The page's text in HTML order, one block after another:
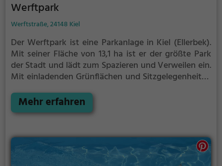
Werftpark
Werftstraße, 24148 Kiel
Der Werftpark ist eine Parkanlage in Kiel (Ellerbek).
Mit seiner Fläche von 13,1 ha ist er der größte Park
der Stadt und lädt zum Spazieren und Verweilen ein.
Mit einladenden Grünflächen und Sitzgelegenheiten
Entspannung.
Mehr erfahren